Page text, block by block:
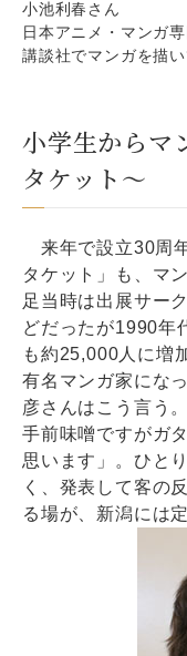
小池利春さん
日本アニメ・マンガ
講談社でマンガを描
小学生からマ
タケット～
来年で設立30周
タケット」も、マ
足当時は出展サー
どだったが1990年
も約25,000人に増
有名マンガ家にな
彦さんはこう言う
手前味噌ですがガ
思います」。ひと
く、発表して客の
る場が、新潟には